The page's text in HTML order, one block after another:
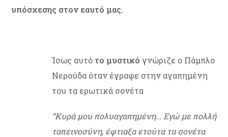
υπόσχεσης στον εαυτό μας.
Ίσως αυτό το μυστικό γνώριζε ο Πάμπλο
Νερούδα όταν έγραφε στην αγαπημένη
του τα ερωτικά σονέτα
“Κυρά μου πολυαγαπημένη… Εγώ με πολλή
ταπεινοσύνη, έφτιαξα ετούτα τα σονέτα